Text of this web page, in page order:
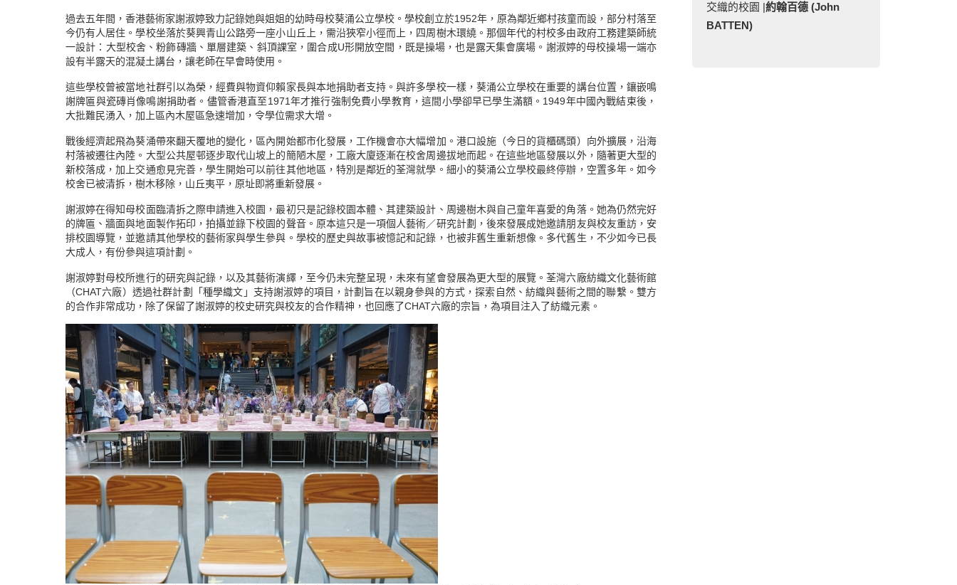
過去五年間，香港藝術家謝淑婷致力記錄她與姐姐的幼時母校葵涌公立學校。學校創立於1952年，原為鄰近鄉村孩童而設，部分村落至
今仍有人居住。學校坐落於葵興青山公路旁一座小山丘上，需沿狹窄小徑而上，四周樹木環繞。那個年代的村校多由政府工務建築師統
一設計：大型校舍、粉飾磚牆、單層建築、斜頂課室，圍合成U形開放空間，既是操場，也是露天集會廣場。謝淑婷的母校操場一端亦
設有半露天的混凝土講台，讓老師在早會時使用。
這些學校曾被當地社群引以為榮，經費與物資仰賴家長與本地捐助者支持。與許多學校一樣，葵涌公立學校在重要的講台位置，鑲嵌鳴
謝牌匾與瓷磚肖像鳴謝捐助者。儘管香港直至1971年才推行強制免費小學教育，這間小學卻早已學生滿額。1949年中國內戰結束後，
大批難民湧入，加上區內木屋區急速增加，令學位需求大增。
戰後經濟起飛為葵涌帶來翻天覆地的變化，區內開始都市化發展，工作機會亦大幅增加。港口設施（今日的貨櫃碼頭）向外擴展，沿海
村落被遷往內陸。大型公共屋邨逐步取代山坡上的簡陋木屋，工廠大廈逐漸在校舍周邊拔地而起。在這些地區發展以外，隨著更大型的
新校落成，加上交通愈見完善，學生開始可以前往其他地區，特別是鄰近的荃灣就學。細小的葵涌公立學校最終停辦，空置多年。如今
校舍已被清拆，樹木移除，山丘夷平，原址即將重新發展。
謝淑婷在得知母校面臨清拆之際申請進入校園，最初只是記錄校園本體、其建築設計、周邊樹木與自己童年喜愛的角落。她為仍然完好
的牌匾、牆面與地面製作拓印，拍攝並錄下校園的聲音。原本這只是一項個人藝術／研究計劃，後來發展成她邀請朋友與校友重訪，安
排校園導覽，並邀請其他學校的藝術家與學生參與。學校的歷史與故事被憶記和記錄，也被非舊生重新想像。多代舊生，不少如今已長
大成人，有份參與這項計劃。
謝淑婷對母校所進行的研究與記錄，以及其藝術演繹，至今仍未完整呈現，未來有望會發展為更大型的展覽。荃灣六廠紡織文化藝術館
（CHAT六廠）透過社群計劃「種學織文」支持謝淑婷的項目，計劃旨在以親身參與的方式，探索自然、紡織與藝術之間的聯繫。雙方
的合作非常成功，除了保留了謝淑婷的校史研究與校友的合作精神，也回應了CHAT六廠的宗旨，為項目注入了紡織元素。
交織的校園 |約翰百德 (John
BATTEN)